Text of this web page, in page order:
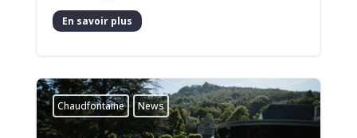
En savoir plus
Chaudfontaine News